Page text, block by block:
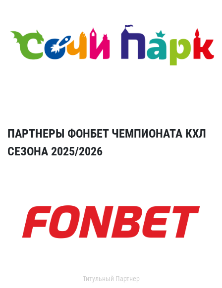
ПАРТНЕРЫ ФОНБЕТ ЧЕМПИОНАТА КХЛ
СЕЗОНА 2025/2026
Титульный Партнер